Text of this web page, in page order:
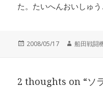
た。たいへんおいしゅう
投
2008/05/17
作
船田戦闘
2 thoughts on “ソ